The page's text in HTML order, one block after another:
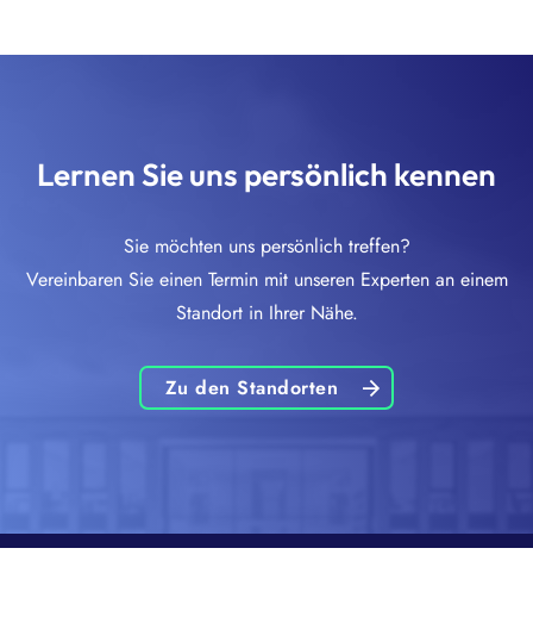
mit uns buchen? Klicken Sie bittehier!
Lernen Sie uns persönlich kennen
Sie möchten uns persönlich treffen?
Vereinbaren Sie einen Termin mit unseren Experten an einem
Standort in Ihrer Nähe.
Zu den Standorten